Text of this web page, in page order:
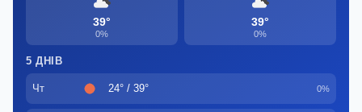
39°
0%
39°
0%
5 ДНІВ
Чт 24° / 39° 0%